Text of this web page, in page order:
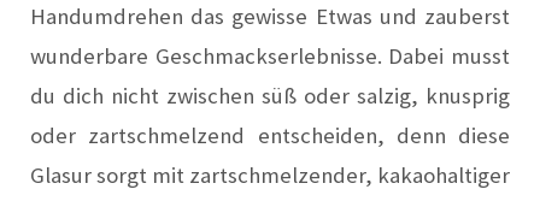
Handumdrehen das gewisse Etwas und zauberst
wunderbare Geschmackserlebnisse. Dabei musst
du dich nicht zwischen süß oder salzig, knusprig
oder zartschmelzend entscheiden, denn diese
Glasur sorgt mit zartschmelzender, kakaohaltiger